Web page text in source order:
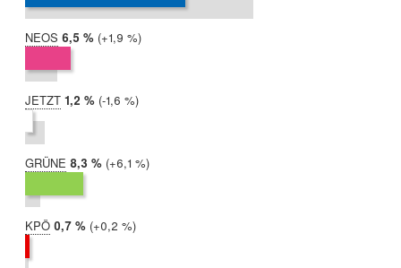
NEOS 2019:
6,5 %
2017:
4,6 %
Differenz:
+1,9 %
JETZT 2019:
1,2 %
2017:
2,8 %
Differenz:
-1,6 %
GRÜNE 2019:
8,3 %
2017:
2,2 %
Differenz:
+6,1 %
KPÖ 2019:
0,7 %
2017:
0,4 %
Differenz:
+0,2 %